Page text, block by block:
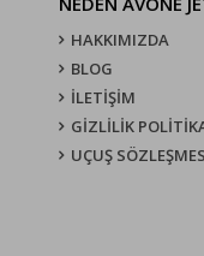
HAKKIMIZDA
BLOG
İLETİŞİM
GİZLİLİK
UÇUŞ